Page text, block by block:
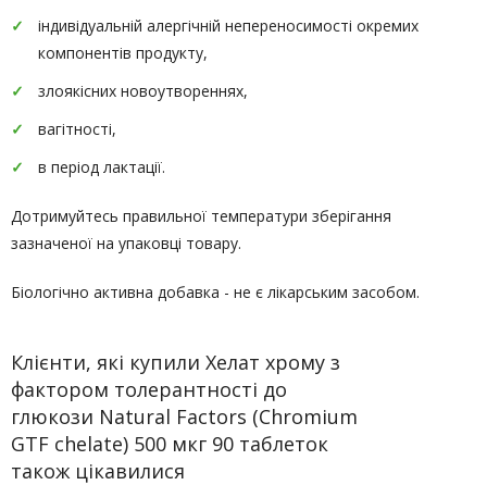
індивідуальній алергічній непереносимості окремих
компонентів продукту,
злоякісних новоутвореннях,
вагітності,
в період лактації.
Дотримуйтесь правильної температури зберігання
зазначеної на упаковці товару.
Біологічно активна добавка - не є лікарським засобом.
Клієнти, які купили Хелат хрому з
фактором толерантності до
глюкози Natural Factors (Chromium
GTF chelate) 500 мкг 90 таблеток
також цікавилися